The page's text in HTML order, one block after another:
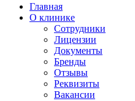
Главная
О клинике
Сотрудники
Лицензии
Документы
Бренды
Отзывы
Реквизиты
Вакансии